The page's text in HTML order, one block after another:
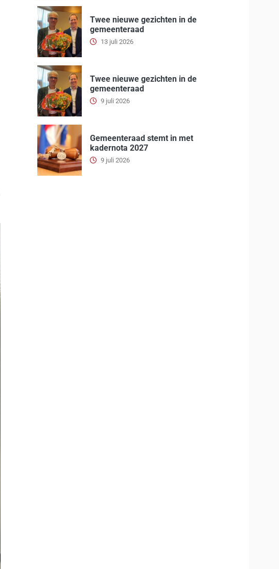
Twee nieuwe gezichten in de
gemeenteraad
13 juli 2026
Twee nieuwe gezichten in de
gemeenteraad
9 juli 2026
Gemeenteraad stemt in met
kadernota 2027
9 juli 2026